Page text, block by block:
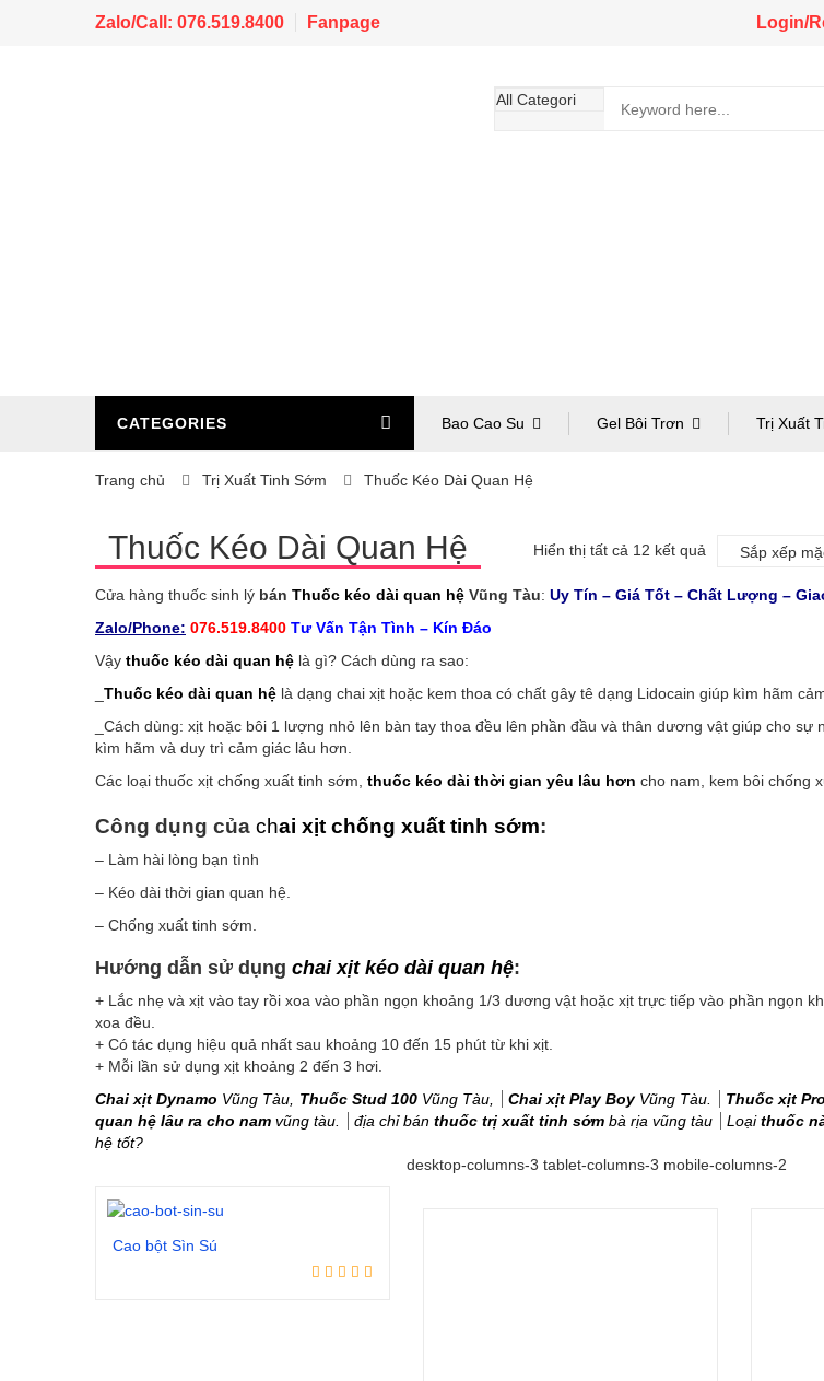
Zalo/Call: 076.519.8400 Fanpage Login/
CATEGORIES Bao Cao Su Gel Bôi Trơn Trị Xuất
Trang chủ Trị Xuất Tinh Sớm Thuốc Kéo Dài Quan Hệ
Thuốc Kéo Dài Quan Hệ Hiển thị tất cả 12 kết quả
Cửa hàng thuốc sinh lý bán Thuốc kéo dài quan hệ Vũng Tàu: Uy Tín – Giá Tốt – Chất Lượng –
Zalo/Phone: 076.519.8400 Tư Vấn Tận Tình – Kín Đáo
Vậy thuốc kéo dài quan hệ là gì? Cách dùng ra sao:
Thuốc kéo dài quan hệ là dạng chai xịt hoặc kem thoa có chất gây tê dạng Lidocain giúp kìm hãm
_Cách dùng: xịt hoặc bôi 1 lượng nhỏ lên bàn tay thoa đều lên phần đầu và thân dương vật giúp cho sự
kìm hãm và duy trì cảm giác lâu hơn.
Các loại thuốc xịt chống xuất tinh sớm, thuốc kéo dài thời gian yêu lâu hơn cho nam, kem bôi chống
Công dụng của chai xịt chống xuất tinh sớm:
– Làm hài lòng bạn tình
– Kéo dài thời gian quan hệ.
– Chống xuất tinh sớm.
Hướng dẫn sử dụng chai xịt kéo dài quan hệ:
+ Lắc nhẹ và xịt vào tay rồi xoa vào phần ngọn khoảng 1/3 dương vật hoặc xịt trực tiếp vào phần ngọn
xoa đều.
+ Có tác dụng hiệu quả nhất sau khoảng 10 đến 15 phút từ khi xịt.
+ Mỗi lần sử dụng xịt khoảng 2 đến 3 hơi.
Chai xịt Dynamo Vũng Tàu, Thuốc Stud 100 Vũng Tàu, Chai xịt Play BoyVũng Tàu. Thuốc xịt
quan hệ lâu ra cho nam vũng tàu. địa chỉ bán thuốc trị xuất tinh sớm bà rịa vũng tàu Loạithuốc
hệ tốt?
desktop-columns-3 tablet-columns-3 mobile-columns-2
Cao bột Sìn Sú